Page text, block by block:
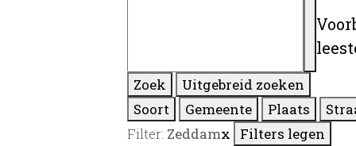
Zoek
Uitgebreid zoeken
Soort
Gemeente Plaats
Filter: Zeddamx
Filters legen